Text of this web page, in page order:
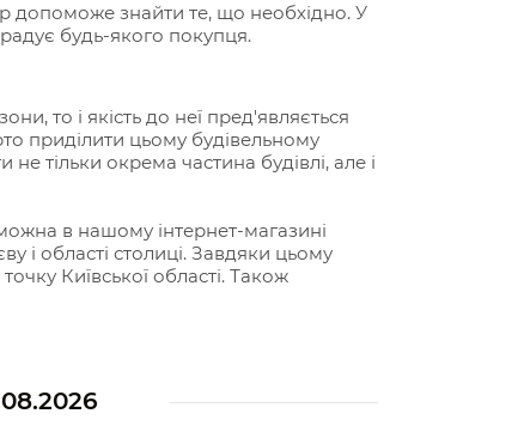
допоможе знайти те, що необхідно. У
будь-якого покупця.
то і якість до неї пред'являється
приділити цьому будівельному
тільки окрема частина будівлі, але і
в нашому інтернет-магазині
і області столиці. Завдяки цьому
Київської області. Також